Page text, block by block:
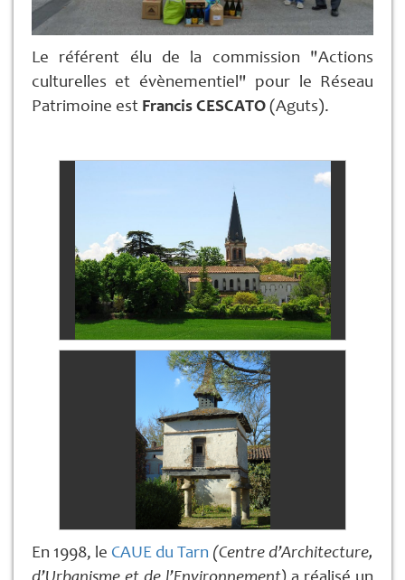
Le référent élu de la commission "Actions
culturelles et évènementiel" pour le Réseau
Patrimoine est Francis CESCATO(Aguts).
En 1998, le CAUE du Tarn (Centre d’Architecture,